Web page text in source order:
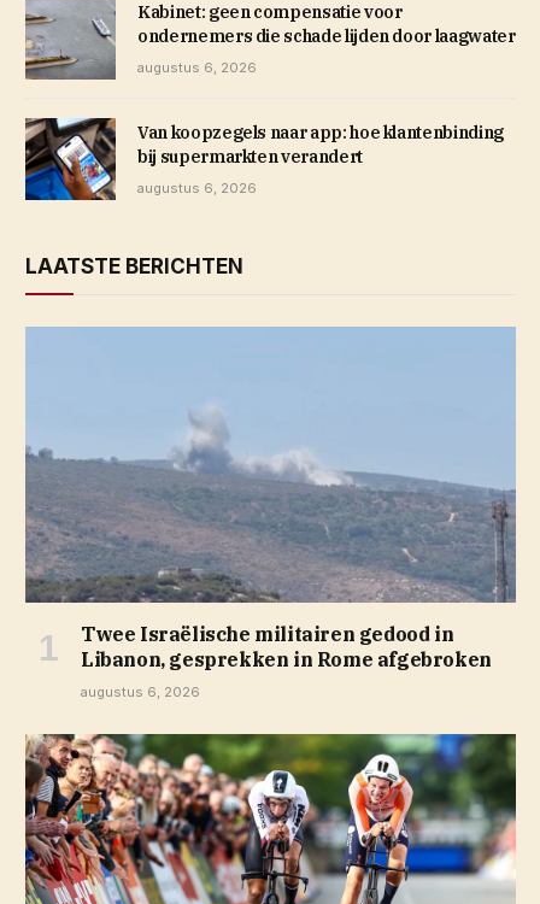
Kabinet: geen compensatie voor
ondernemers die schade lijden door laagwater
augustus 6, 2026
Van koopzegels naar app: hoe klantenbinding
bij supermarkten verandert
augustus 6, 2026
LAATSTE BERICHTEN
Twee Israëlische militairen gedood in
Libanon, gesprekken in Rome afgebroken
augustus 6, 2026